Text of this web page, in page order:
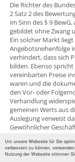
Um unsere Webseite für Sie
verbessern zu können,
Nutzung der Webseite stimmen
Die Richter des
2 Satz 2 des
im Sinn des § 9
gebildet ohne Zwang
Ein solcher Markt
Angebotsreihenfolge
verhindert, dass sich
bilden. Ebenso
vereinbarten Preise
waren und die
den Vor- oder
Verhandlung
gemeinen Werts aus
Auslegung verweist
Gewöhnlicher
Ertragsaussichten.
bleiben außer